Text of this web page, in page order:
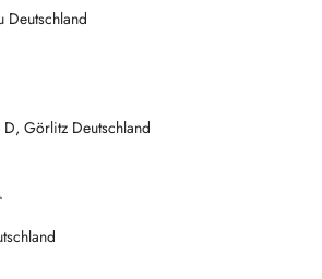
Deutschland
Görlitz Deutschland